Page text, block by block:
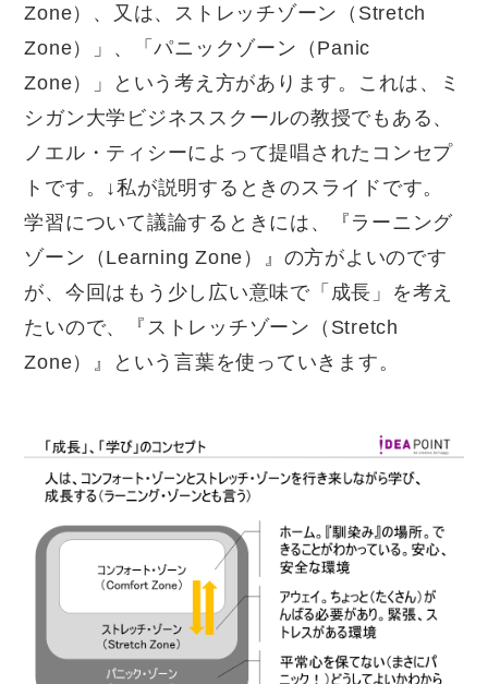
Zone）、又は、ストレッチゾーン（ Stretch
Zone）」、「パニックゾーン（ Panic
Zone）」という考え方があります。これは、ミ
シガン大学ビジネススクールの教授でもある、
ノエル・ティシーによって提唱されたコンセプ
トです。↓私が説明するときのスライドです。
学習について議論するときには、『ラーニング
ゾーン（ Learning Zone ）』の方がよいのです
が、今回はもう少し広い意味で「成長」を考え
たいので、『ストレッチゾーン（ Stretch
Zone）』という言葉を使っていきます。